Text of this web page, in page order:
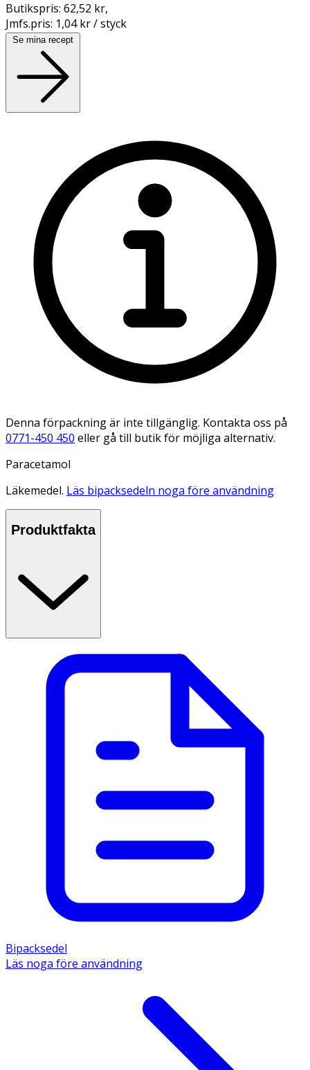
Butikspris: 62,52 kr,
Jmfs.pris: 1,04 kr / styck
Se mina recept
Denna förpackning är inte tillgänglig. Kontakta oss på
0771-450 450 eller gå till butik för möjliga alternativ.
Paracetamol
Läkemedel. Läs bipacksedeln noga före användning
Produktfakta
Bipacksedel
Läs noga före användning